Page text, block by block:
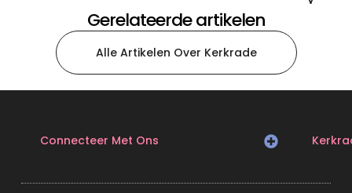
Gerelateerde artikelen
Alle Artikelen Over Kerkrade
Connecteer Met Ons